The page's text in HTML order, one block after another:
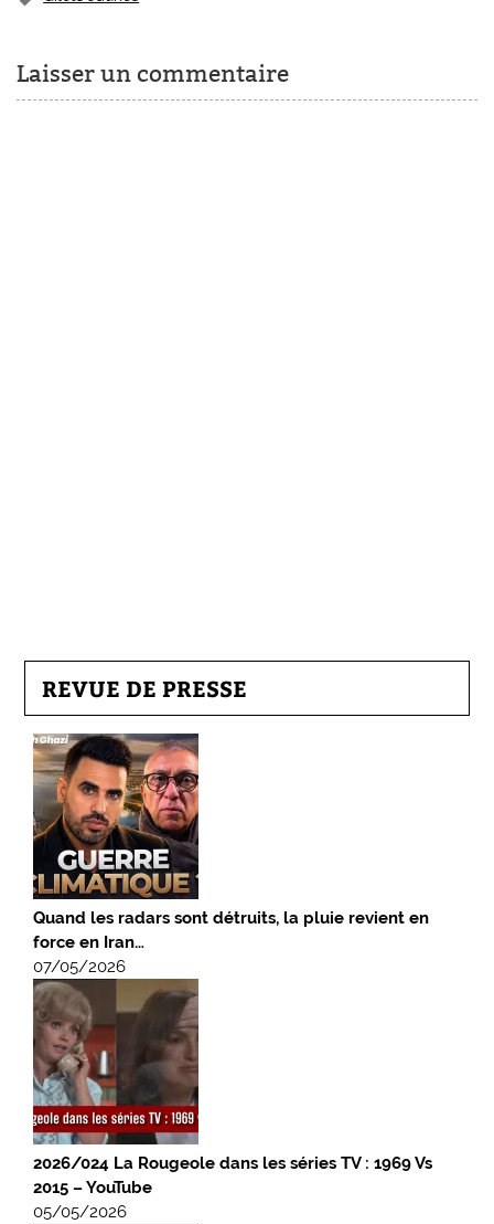
Laisser un commentaire
REVUE DE PRESSE
Quand les radars sont détruits, la pluie revient en
force en Iran…
07/05/2026
2026/024 La Rougeole dans les séries TV : 1969 Vs
2015 – YouTube
05/05/2026